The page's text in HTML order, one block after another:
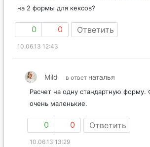
на 2 формы для кексов?
0 0 Ответить
10.06.13 12:43
Mild в ответ наталья
Расчет на одну стандартную
очень маленькие.
0 0 Ответить
10.06.13 13:29